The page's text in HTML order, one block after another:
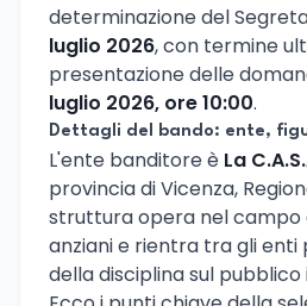
determinazione del
luglio 2026, con termine
presentazione delle
luglio 2026, ore 10:00.
Dettagli del bando: ente,
L'ente banditore è La
provincia di Vicenza,
struttura opera nel campo
anziani e rientra tra gli
della disciplina sul